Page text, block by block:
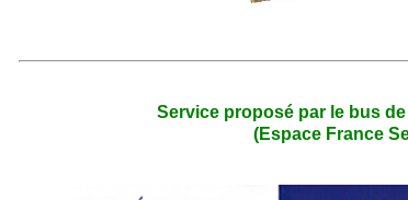
Service proposé par le bus
(Espace France